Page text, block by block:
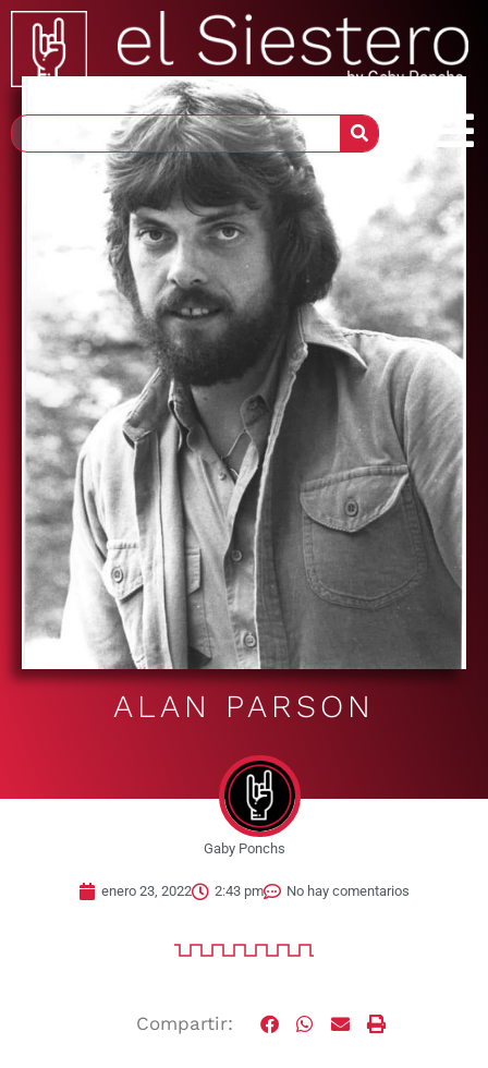
ALAN PARSON
Gaby Ponchs
enero 23, 2022 2:43 pm No hay comentarios
Compartir: